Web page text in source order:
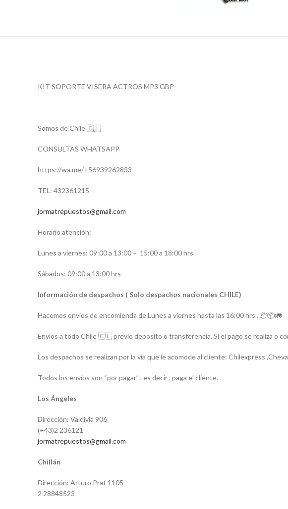
KIT SOPORTE VISERA ACTROS MP3 GBP
Somos de Chile 🇨🇱
CONSULTAS WHATSAPP
https://wa.me/+56939262833
TEL: 432361215
jormatrepuestos@gmail.com
Horario atención:
Lunes a viernes: 09:00 a 13:00 – 15:00 a 18:00 hrs
Sábados: 09:00 a 13:00 hrs
Información de despachos ( Solo despachos nacionales CHILE)
Hacemos envíos de encomienda de Lunes a viernes hasta las 16:00 hrs . 📦📦🚛
Envíos a todo Chile 🇨🇱 previo deposito o transferencia. Si el pago se realiza o
Los despachos se realizan por la vía que le acomode al cliente: Chilexpress
Todos los envíos son “por pagar” , es decir , paga el cliente.
Los Ángeles
Dirección: Valdivia 906
(+43)2 236121
jormatrepuestos@gmail.com
Chillán
Dirección: Arturo Prat 1105
2 28848523